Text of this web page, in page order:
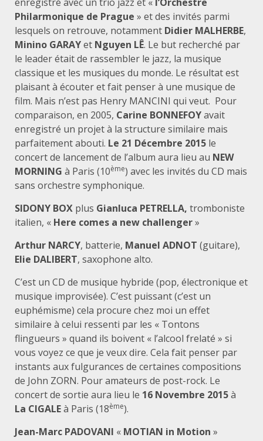
Philarmonique de Prague » et des invités parmi
lesquels on retrouve, notamment Didier MALHERBE,
Minino GARAYet Nguyen LÊ. Le but recherché par
le leader était de rassembler le jazz, la musique
classique et les musiques du monde. Le résultat est
plaisant à écouter et fait penser à une musique de
film. Mais n’est pas Henry MANCINI qui veut. Pour
comparaison, en 2005, Carine BONNEFOYavait
enregistré un projet à la structure similaire mais
parfaitement abouti. Le 21 Décembre 2015 le
concert de lancement de l’album aura lieu au NEW
MORNING à Paris (10ème) avec les invités du CD mais
sans orchestre symphonique.
SIDONY BOX plus Gianluca PETRELLA, tromboniste
italien, « Here comes a new challenger»
Arthur NARCY, batterie, Manuel ADNOT (guitare),
Elie DALIBERT, saxophone alto.
C’est un CD de musique hybride (pop, électronique et
musique improvisée). C’est puissant (c’est un
euphémisme) cela procure chez moi un effet
similaire à celui ressenti par les « Tontons
flingueurs » quand ils boivent « l’alcool frelaté » si
vous voyez ce que je veux dire. Cela fait penser par
instants aux fulgurances de certaines compositions
de John ZORN. Pour amateurs de post-rock. Le
concert de sortie aura lieu le 16 Novembre 2015à
La CIGALEà Paris (18ème).
Jean-Marc PADOVANI « MOTIAN in Motion »